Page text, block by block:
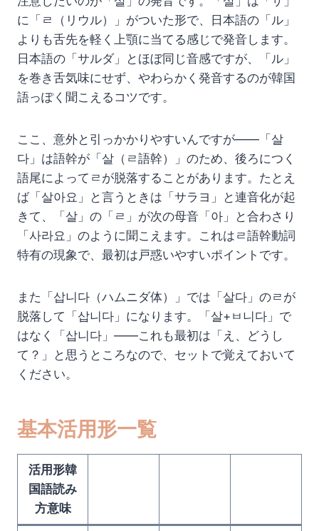
に「ㄹ（リウル）」がついた形で、日本語の「ル」
よりも舌先を軽く上顎に当てる感じで発音します。
日本語の「サルダ」とほぼ同じ音感ですが、「ル」
を巻き舌気味にせず、やわらかく発音するのが韓国
語っぽく聞こえるコツです。
ここ、意外と引っかかりやすいんですが——「살
다」は語幹が「살（ㄹ語幹）」のため、後ろにつく
語尾によってㄹが脱落することがあります。たとえ
ば「살아요」と言うときは「サラヨ」と連音化が起
きて、「살」の「ㄹ」が次の母音「아」と合わさり
「사라요」のように聞こえます。これはㄹ語幹動詞
特有の現象で、最初は戸惑いやすいポイントです。
また「삽니다（ハムニダ体）」では「살다」のㄹが
脱落して「삽니다」になります。「살+ㅂ니다」で
はなく「삽니다」——これも最初は「え、どうし
て？」と思うところなので、セットで覚えておいて
ください。
基本活用形一覧
活用形韓
国語読み
方意味